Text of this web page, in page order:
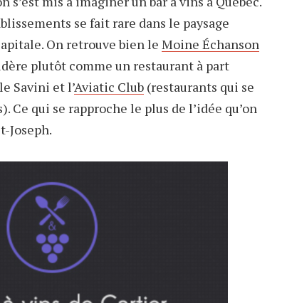
se fait rare dans le paysage
On retrouve bien le Moine Échanson
plutôt comme un restaurant à part
Savini et l’Aviatic Club (restaurants qui se
Ce qui se rapproche le plus de l’idée qu’on
Joseph.